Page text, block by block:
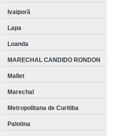
Ivaiporã
Lapa
Loanda
MARECHAL CANDIDO RONDON
Mallet
Marechal
Metropolitana de Curitiba
Palotina